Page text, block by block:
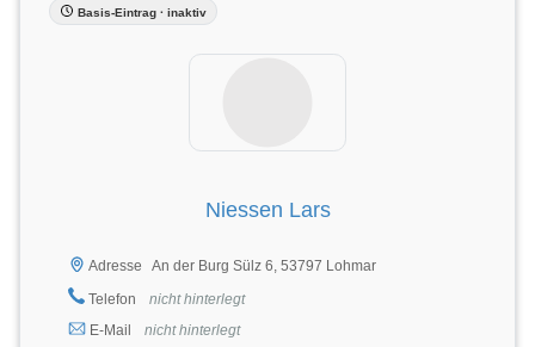
Basis-Eintrag · inaktiv
Niessen Lars
Adresse
An der Burg Sülz 6, 53797 Lohmar
Telefon
nicht hinterlegt
E-Mail
nicht hinterlegt